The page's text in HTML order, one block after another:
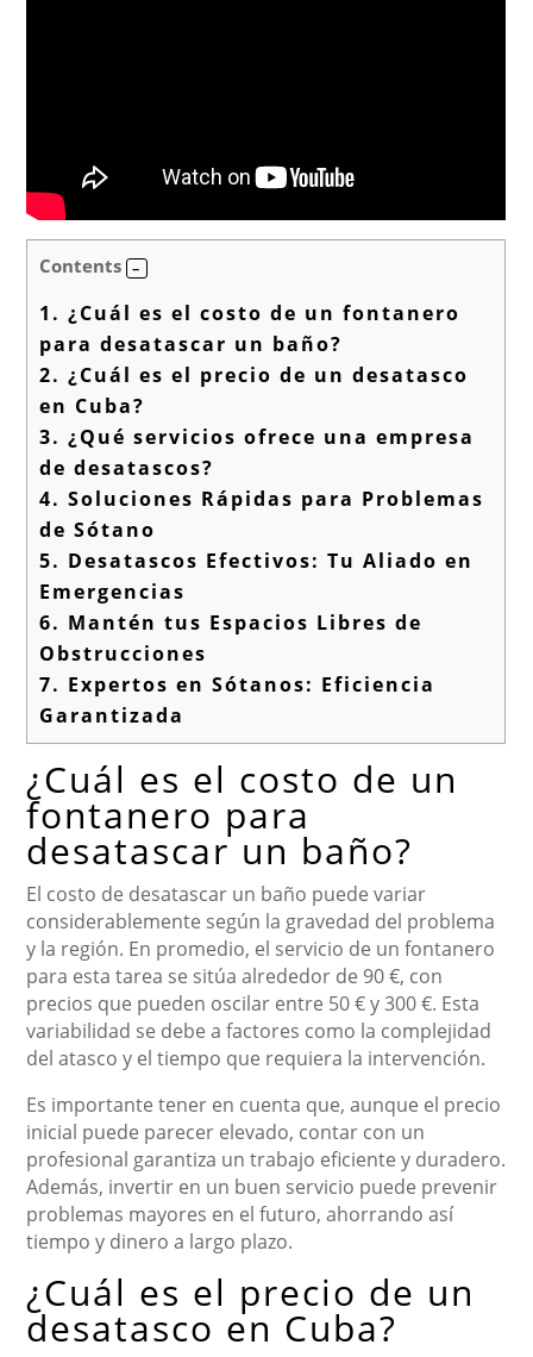
Contents
1. ¿Cuál es el costo de un fontanero
para desatascar un baño?
2. ¿Cuál es el precio de un desatasco
en Cuba?
3. ¿Qué servicios ofrece una empresa
de desatascos?
4. Soluciones Rápidas para Problemas
de Sótano
5. Desatascos Efectivos: Tu Aliado en
Emergencias
6. Mantén tus Espacios Libres de
Obstrucciones
7. Expertos en Sótanos: Eficiencia
Garantizada
¿Cuál es el costo de un
fontanero para
desatascar un baño?
El costo de desatascar un baño puede variar
considerablemente según la gravedad del problema
y la región. En promedio, el servicio de un fontanero
para esta tarea se sitúa alrededor de 90 €, con
precios que pueden oscilar entre 50 € y 300 €. Esta
variabilidad se debe a factores como la complejidad
del atasco y el tiempo que requiera la intervención.
Es importante tener en cuenta que, aunque el precio
inicial puede parecer elevado, contar con un
profesional garantiza un trabajo eficiente y duradero.
Además, invertir en un buen servicio puede prevenir
problemas mayores en el futuro, ahorrando así
tiempo y dinero a largo plazo.
¿Cuál es el precio de un
desatasco en Cuba?